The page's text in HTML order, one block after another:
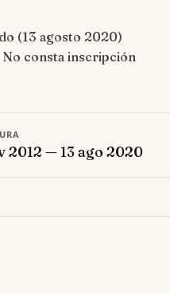
(13 agosto 2020)
consta inscripción
2012 — 13 ago 2020